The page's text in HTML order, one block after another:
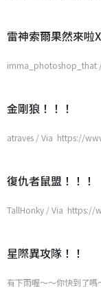
雷神索爾果然來啦
imma_photoshop_that
金剛狼！！！
atraves / Via https://
復仇者鼠盟！！！
TallHonky / Via https://
星際異攻隊！！
有下雨喔～～你快到了